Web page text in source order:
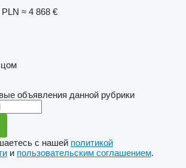
PLN ≈ 4 868 €
объявления данной рубрики
с нашей политикой
и пользовательским соглашением.